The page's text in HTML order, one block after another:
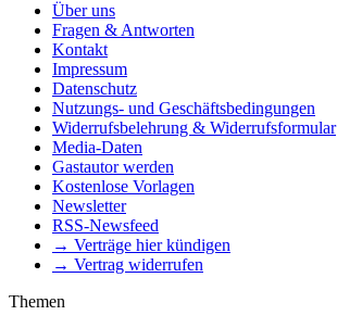
Über uns
Fragen & Antworten
Kontakt
Impressum
Datenschutz
Nutzungs- und Geschäftsbedingungen
Widerrufsbelehrung & Widerrufsformular
Media-Daten
Gastautor werden
Kostenlose Vorlagen
Newsletter
RSS-Newsfeed
→ Verträge hier kündigen
→ Vertrag widerrufen
Themen